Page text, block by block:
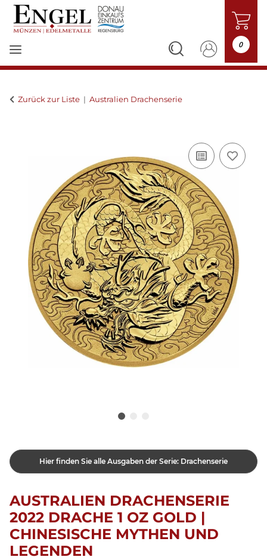
0
Zurück zur Liste Australien Drachenserie
Hier finden Sie alle Ausgaben der Serie: Drachenserie
AUSTRALIEN DRACHENSERIE
2022 DRACHE 1 OZ GOLD |
CHINESISCHE MYTHEN UND
LEGENDEN